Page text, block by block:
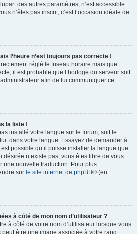
des autres paramètres, n’est accessible
n’êtes pas inscrit, c’est l’occasion idéale de
l’heure n’est toujours pas correcte !
réglé le fuseau horaire mais que
il est probable que l’horloge du serveur soit
afin de lui communiquer ce
la liste !
installé votre langue sur le forum, soit le
dans votre langue. Essayez de demander à
possible qu’il puisse installer la langue que
n’existe pas, vous êtes libre de vous
une nouvelle traduction. Pour plus
sur le site internet de phpBB® (en
à côté de mon nom d’utilisateur ?
à côté de votre nom d’utilisateur lorsque vous
être une image associée à votre rang,